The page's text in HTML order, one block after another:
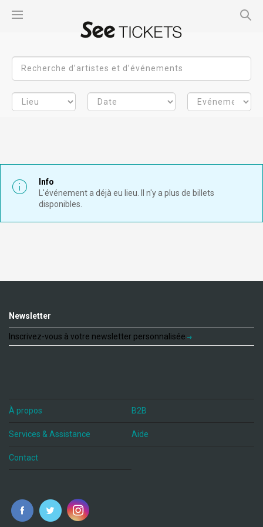
Info
L'événement a déjà eu lieu. Il n'y a plus de billets
disponibles.
Newsletter
Inscrivez-vous à votre newsletter personnalisée
À propos B2B
Services & Assistance Aide
Contact
fr